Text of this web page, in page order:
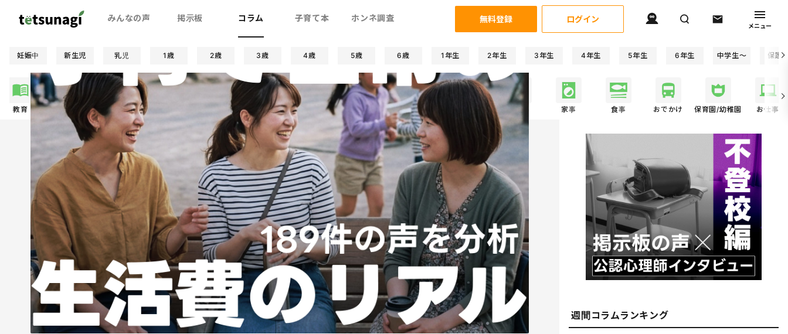
みんなの声 掲示板 コラム 子育て本 ホンネ調査 無料登録 ログイン
メニュー
妊娠中 新生児 乳児 1歳 2歳 3歳 4歳 5歳 6歳 1年生 2年生 3年生 4年生 5年生 6年生 中学生〜 保護
教育 夫婦関係 お金 親子関係 発達/発育 防災 遊び/学び 人間関係 習い事 家事 食事 おでかけ 保育園/幼稚園 お仕事
週間コラムランキング